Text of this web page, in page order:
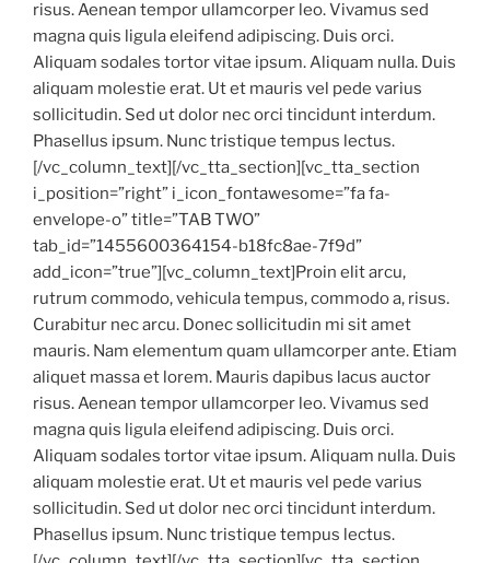
risus. Aenean tempor ullamcorper leo. Vivamus sed
magna quis ligula eleifend adipiscing. Duis orci.
Aliquam sodales tortor vitae ipsum. Aliquam nulla. Duis
aliquam molestie erat. Ut et mauris vel pede varius
sollicitudin. Sed ut dolor nec orci tincidunt interdum.
Phasellus ipsum. Nunc tristique tempus lectus.
[/vc_column_text][/vc_tta_section][vc_tta_section
i_position=”right” i_icon_fontawesome=”fa fa-
envelope-o” title=”TAB TWO”
tab_id=”1455600364154-b18fc8ae-7f9d”
add_icon=”true”][vc_column_text]Proin elit arcu,
rutrum commodo, vehicula tempus, commodo a, risus.
Curabitur nec arcu. Donec sollicitudin mi sit amet
mauris. Nam elementum quam ullamcorper ante. Etiam
aliquet massa et lorem. Mauris dapibus lacus auctor
risus. Aenean tempor ullamcorper leo. Vivamus sed
magna quis ligula eleifend adipiscing. Duis orci.
Aliquam sodales tortor vitae ipsum. Aliquam nulla. Duis
aliquam molestie erat. Ut et mauris vel pede varius
sollicitudin. Sed ut dolor nec orci tincidunt interdum.
Phasellus ipsum. Nunc tristique tempus lectus.